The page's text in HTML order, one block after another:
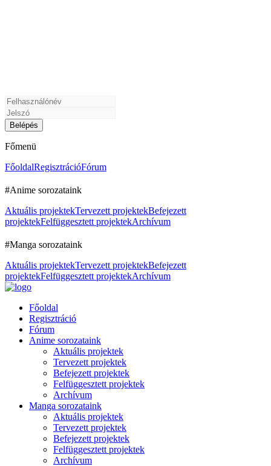
Főmenü
FőoldalRegisztrációFórum
#Anime sorozataink
Aktuális projektekTervezett projektekBefejezett
projektekFelfüggesztett projektekArchívum
#Manga sorozataink
Aktuális projektekTervezett projektekBefejezett
projektekFelfüggesztett projektekArchívum
Főoldal
Regisztráció
Fórum
Anime sorozataink
Aktuális projektek
Tervezett projektek
Befejezett projektek
Felfüggesztett projektek
Archívum
Manga sorozataink
Aktuális projektek
Tervezett projektek
Befejezett projektek
Felfüggesztett projektek
Archívum